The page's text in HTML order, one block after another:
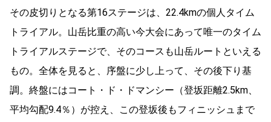
その皮切りとなる第16ステージは、22.4kmの個人タイム
トライアル。山岳比重の高い今大会にあって唯一のタイム
トライアルステージで、そのコースも山岳ルートといえる
もの。全体を見ると、序盤に少し上って、その後下り基
調。終盤にはコート・ド・ドマンシー（登坂距離2.5km、
平均勾配9.4％）が控え、この登坂後もフィニッシュまで